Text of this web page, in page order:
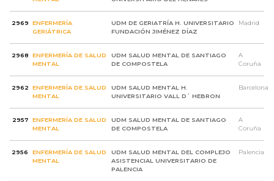
2969
ENFERMERÍA
GERIÁTRICA
UDM DE GERIATRÍA H. UNIVERSITARIO
FUNDACIÓN JIMÉNEZ DÍAZ
Madrid
2968
ENFERMERÍA DE SALUD
MENTAL
UDM SALUD MENTAL DE SANTIAGO
DE COMPOSTELA
A
Coruña
2962
ENFERMERÍA DE SALUD
MENTAL
UDM SALUD MENTAL H.
UNIVERSITARIO VALL D´ HEBRON
Barcelona
2957
ENFERMERÍA DE SALUD
MENTAL
UDM SALUD MENTAL DE SANTIAGO
DE COMPOSTELA
A
Coruña
2956
ENFERMERÍA DE SALUD
MENTAL
UDM SALUD MENTAL DEL COMPLEJO
ASISTENCIAL UNIVERSITARIO DE
PALENCIA
Palencia